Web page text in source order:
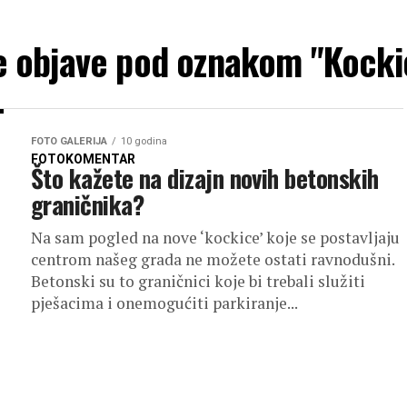
objave pod oznakom
FOTO GALERIJA 10 godina
FOTOKOMENTAR
Što kažete na dizajn novih betonskih
graničnika?
Na sam pogled na nove ‘kockice’ koje se postavljaju
centrom našeg grada ne možete ostati ravnodušni.
Betonski su to graničnici koje bi trebali služiti
pješacima i onemogućiti parkiranje...